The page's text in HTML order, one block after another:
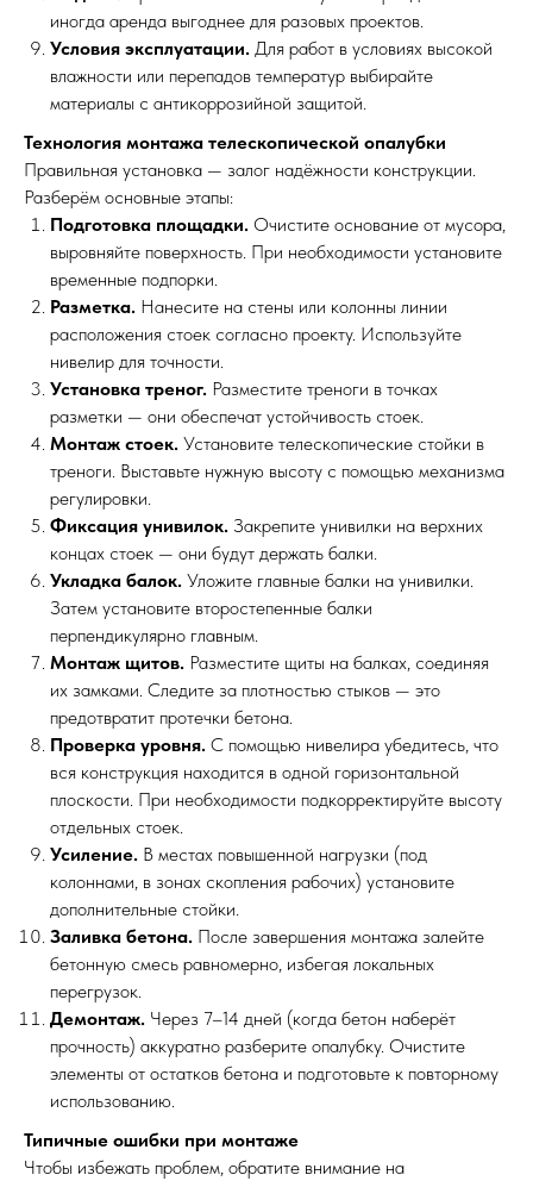
иногда аренда выгоднее для разовых проектов.
Условия эксплуатации. Для работ в условиях высокой
влажности или перепадов температур выбирайте
материалы с антикоррозийной защитой.
Технология монтажа телескопической опалубки
Правильная установка — залог надёжности конструкции.
Разберём основные этапы:
Подготовка площадки. Очистите основание от мусора,
выровняйте поверхность. При необходимости установите
временные подпорки.
Разметка. Нанесите на стены или колонны линии
расположения стоек согласно проекту. Используйте
нивелир для точности.
Установка треног. Разместите треноги в точках
разметки — они обеспечат устойчивость стоек.
Монтаж стоек. Установите телескопические стойки в
треноги. Выставьте нужную высоту с помощью механизма
регулировки.
Фиксация унивилок. Закрепите унивилки на верхних
концах стоек — они будут держать балки.
Укладка балок. Уложите главные балки на унивилки.
Затем установите второстепенные балки
перпендикулярно главным.
Монтаж щитов. Разместите щиты на балках, соединяя
их замками. Следите за плотностью стыков — это
предотвратит протечки бетона.
Проверка уровня. С помощью нивелира убедитесь, что
вся конструкция находится в одной горизонтальной
плоскости. При необходимости подкорректируйте высоту
отдельных стоек.
Усиление. В местах повышенной нагрузки (под
колоннами, в зонах скопления рабочих) установите
дополнительные стойки.
Заливка бетона. После завершения монтажа залейте
бетонную смесь равномерно, избегая локальных
перегрузок.
Демонтаж. Через 7–14 дней (когда бетон наберёт
прочность) аккуратно разберите опалубку. Очистите
элементы от остатков бетона и подготовьте к повторному
использованию.
Типичные ошибки при монтаже
Чтобы избежать проблем, обратите внимание на